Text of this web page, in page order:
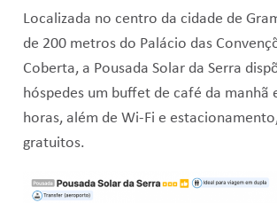
Localizada no centro da cidade de
de 200 metros do Palácio das
Coberta, a Pousada Solar da Serra
hóspedes um buffet de café da manhã
horas, além de Wi-Fi e
gratuitos.